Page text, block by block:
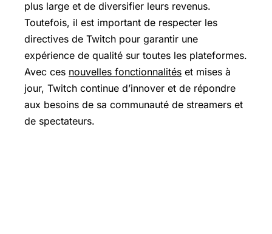
plus large et de diversifier leurs revenus.
Toutefois, il est important de respecter les
directives de Twitch pour garantir une
expérience de qualité sur toutes les plateformes.
Avec ces nouvelles fonctionnalités et mises à
jour, Twitch continue d’innover et de répondre
aux besoins de sa communauté de streamers et
de spectateurs.